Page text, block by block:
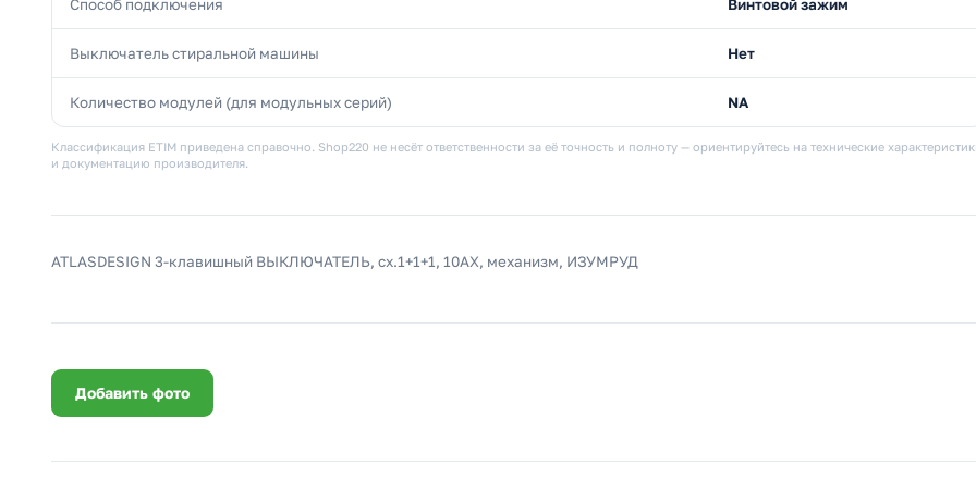
Способ подключения Винтовой зажим
Выключатель стиральной машины Нет
Количество модулей (для модульных серий) NA
Классификация ETIM приведена справочно. Shop220 не несёт ответственности за её точность и полноту — ориентируйтесь на технические
и документацию производителя.
ATLASDESIGN 3-клавишный ВЫКЛЮЧАТЕЛЬ, сх.1+1+1, 10АХ, механизм, ИЗУМРУД
Добавить фото